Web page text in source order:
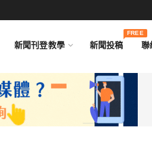
新聞刊登教學 新聞投稿
FREE
聯